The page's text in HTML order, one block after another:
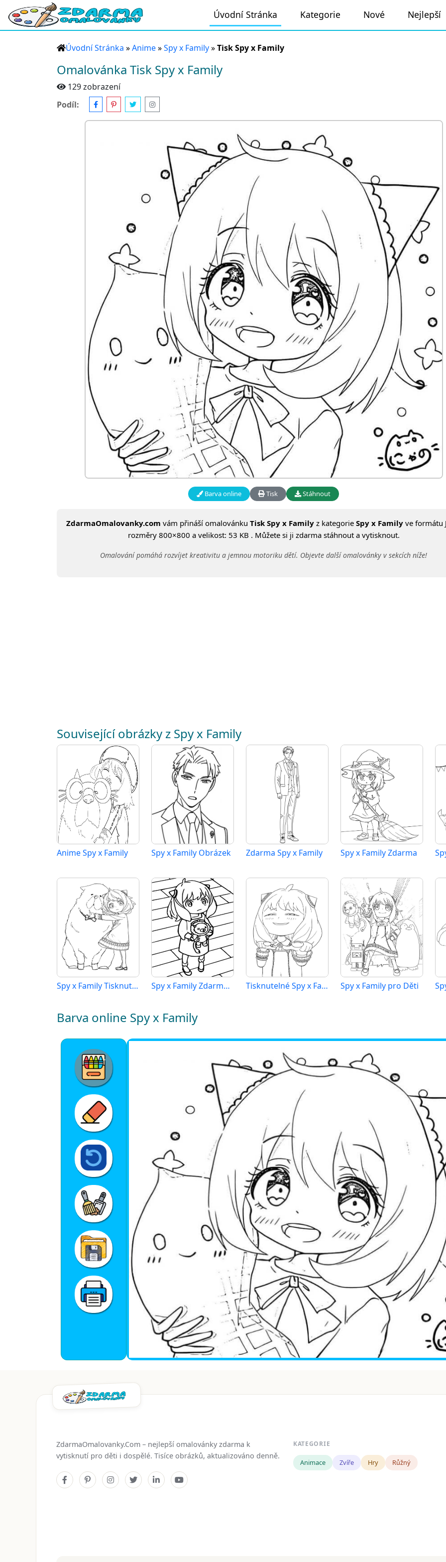
Úvodní Stránka Kategorie Nové Nejlepší
Úvodní Stránka »Anime»Spy x Family»Tisk Spy x Family
Omalovánka Tisk Spy x Family
129 zobrazení
Podíl:
Barva online Tisk Stáhnout
ZdarmaOmalovanky.com vám přináší omalovánku Tisk Spy x Family z kategorie Spy x Family ve formátu
rozměry 800×800 a velikost: 53 KB . Můžete si ji zdarma stáhnout a vytisknout.
Omalování pomáhá rozvíjet kreativitu a jemnou motoriku dětí. Objevte další omalovánky v sekcích níže!
Související obrázky z Spy x Family
Anime Spy x Family Spy x Family Obrázek Zdarma Spy x Family Spy x Family Zdarma
Spy x Family Tisknutelné Spy x Family Zdarma pro Děti Tisknutelné Spy x Family Spy x Family pro Děti
Barva online Spy x Family
ZdarmaOmalovanky.Com – nejlepší omalovánky zdarma k
vytisknutí pro děti i dospělé. Tisíce obrázků, aktualizováno denně.
KATEGORIE
Animace Zvíře Hry Růžný